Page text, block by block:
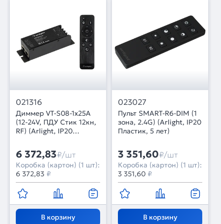
021316
Диммер VT-S08-1x25A
(12-24V, ПДУ Стик 12кн,
RF) (Arlight, IP20
6 372,83₽/шт
Коробка (картон) (1 шт):
6 372,83 ₽
В корзину
023027
Пульт SMART-R6-DIM (1
зона, 2.4G) (Arlight, IP20
Пластик, 5 лет)
3 351,60₽/шт
Коробка (картон) (1 шт):
3 351,60 ₽
В корзину